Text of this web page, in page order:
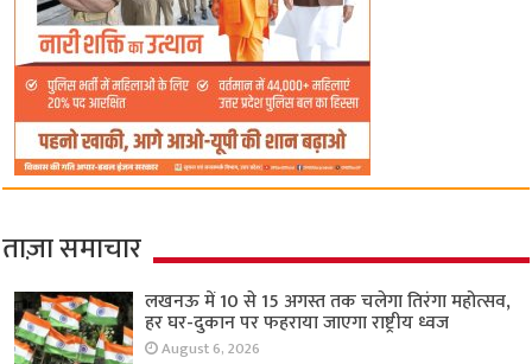
ताज़ा समाचार
लखनऊ में 10 से 15 अगस्त तक चलेगा तिरंगा महोत्सव,
हर घर-दुकान पर फहराया जाएगा राष्ट्रीय ध्वज
August 6, 2026